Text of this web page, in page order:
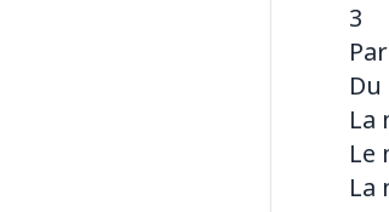
3
La
Le
La